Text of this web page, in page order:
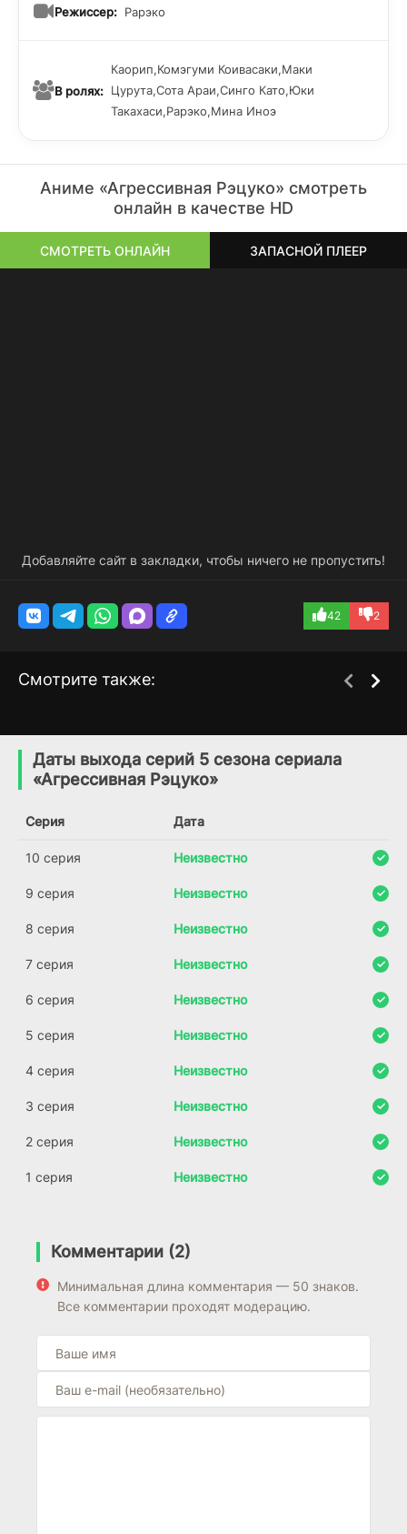
Режиссер: Рарэко
В ролях:
Каорип,Комэгуми Коивасаки,Маки
Цурута,Сота Араи,Синго Като,Юки
Такахаси,Рарэко,Мина Иноэ
Аниме «Агрессивная Рэцуко» смотреть
онлайн в качестве HD
СМОТРЕТЬ ОНЛАЙН ЗАПАСНОЙ ПЛЕЕР
Добавляйте сайт в закладки, чтобы ничего не пропустить!
42 2
Смотрите также:
6.8 6.7
Даты выхода серий 5 сезона сериала
«Агрессивная Рэцуко»
Серия Дата
10 серия Неизвестно
9 серия Неизвестно
8 серия Неизвестно
7 серия Неизвестно
6 серия Неизвестно
5 серия Неизвестно
4 серия Неизвестно
3 серия Неизвестно
2 серия Неизвестно
1 серия Неизвестно
Комментарии (2)
Минимальная длина комментария — 50 знаков.
Все комментарии проходят модерацию.